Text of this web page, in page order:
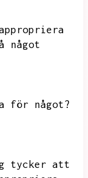
något
för något?
tycker att